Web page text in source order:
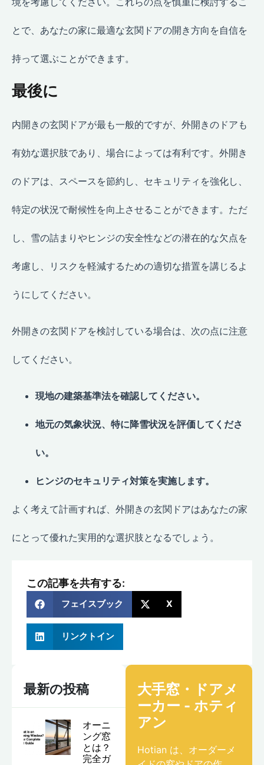
とで、あなたの家に最適な玄関ドアの開き方向を自信を
持って選ぶことができます。
最後に
内開きの玄関ドアが最も一般的ですが、外開きのドアも
有効な選択肢であり、場合によっては有利です。外開き
のドアは、スペースを節約し、セキュリティを強化し、
特定の状況で耐候性を向上させることができます。ただ
し、雪の詰まりやヒンジの安全性などの潜在的な欠点を
考慮し、リスクを軽減するための適切な措置を講じるよ
うにしてください。
外開きの玄関ドアを検討している場合は、次の点に注意
してください。
現地の建築基準法を確認してください。
地元の気象状況、特に降雪状況を評価してくださ
い。
ヒンジのセキュリティ対策を実施します。
よく考えて計画すれば、外開きの玄関ドアはあなたの家
にとって優れた実用的な選択肢となるでしょう。
この記事を共有する:
フェイスブック X
リンクトイン
最新の投稿
オーニ
ング窓
とは？
完全ガ
大手窓・ドアメ
ーカー - ホティ
アン
Hotian は、オーダーメ